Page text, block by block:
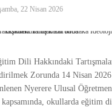
22 Nisan 2026
Dili Hakkındaki
Zorunda 14 Nisan
Nyerere Ulusal
okullarda eğitim